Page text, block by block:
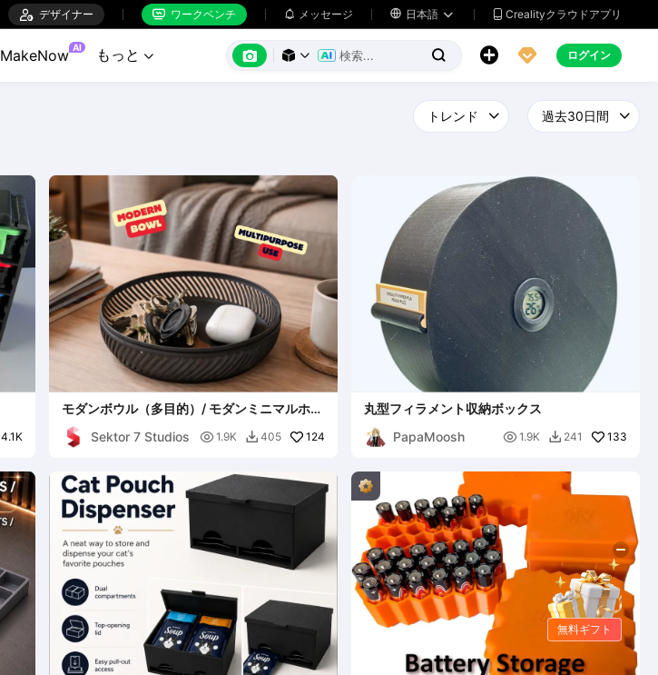
 デザイナー  ワークベンチ  メッセージ  日本語   Crealityクラウドアプリ
MakeNow AI もっと        ログイン
4.1K
モダンボウル（多目的）/ モダンミニマルホー
ムデコ
Sektor 7 Studios
 1.9K  405 124
丸型フィラメント収納ボックス
PapaMoosh
 1.9K  241 133
無料ギフト